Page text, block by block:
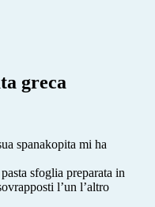
greca
spanakopita mi ha
sfoglia preparata in
l’un l’altro